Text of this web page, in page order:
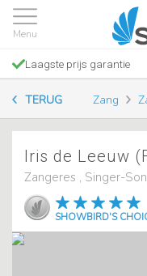
Laagste prijs garantie
TERUG Zang
Iris de Leeuw
Zangeres , Singer-
SHOWBIRD'S